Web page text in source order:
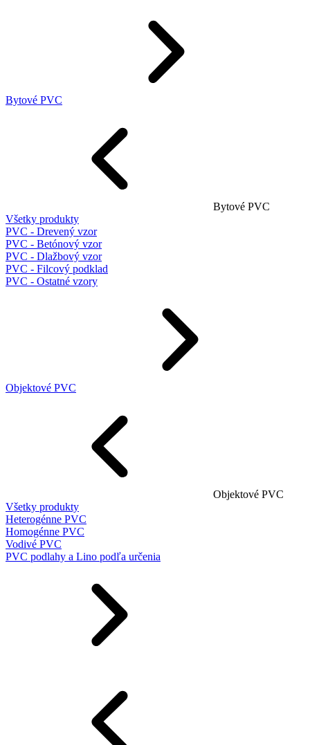
Bytové PVC
Bytové PVC
Všetky produkty
PVC - Drevený vzor
PVC - Betónový vzor
PVC - Dlažbový vzor
PVC - Filcový podklad
PVC - Ostatné vzory
Objektové PVC
Objektové PVC
Všetky produkty
Heterogénne PVC
Homogénne PVC
Vodivé PVC
PVC podlahy a Lino podľa určenia